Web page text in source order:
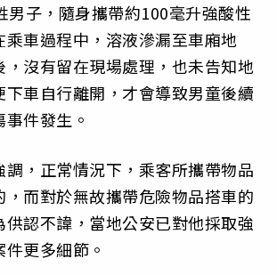
男子，隨身攜帶約100毫升強酸性
乘車過程中，溶液滲漏至車廂地
，沒有留在現場處理，也未告知地
車自行離開，才會導致男童後續
件發生。
調，正常情況下，乘客所攜帶物品
而對於無故攜帶危險物品搭車的
認不諱，當地公安已對他採取強
更多細節。